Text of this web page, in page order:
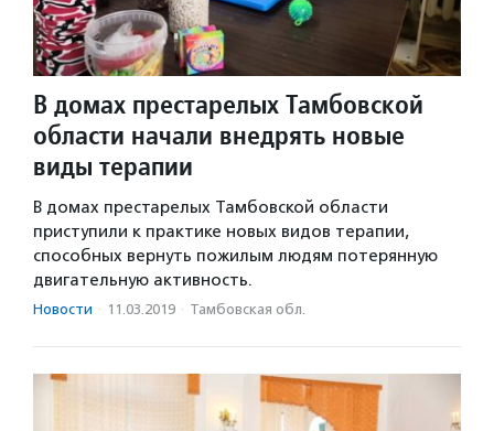
В домах престарелых Тамбовской
области начали внедрять новые
виды терапии
В домах престарелых Тамбовской области
приступили к практике новых видов терапии,
способных вернуть пожилым людям потерянную
двигательную активность.
Новости · 11.03.2019 · Тамбовская обл.